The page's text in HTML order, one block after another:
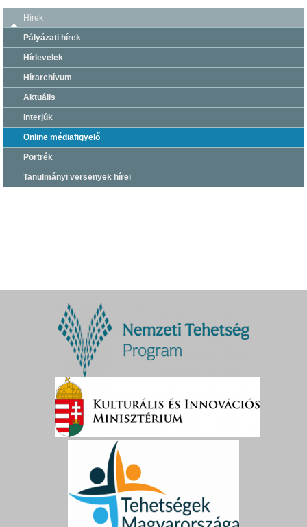
Hírek
Pályázati hírek
Hírlevelek
Hírarchívum
Aktuális
Interjúk
Online médiafigyelő
Portrék
Tanulmányi versenyek hírei